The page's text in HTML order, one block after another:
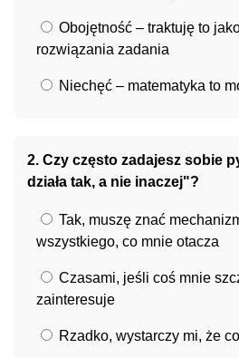
Obojętność – traktuję to
rozwiązania zadania
Niechęć – matematyka to
2. Czy często zadajesz sobie
działa tak, a nie inaczej"?
Tak, muszę znać
wszystkiego, co mnie otacza
Czasami, jeśli coś mnie
zainteresuje
Rzadko, wystarczy mi, że